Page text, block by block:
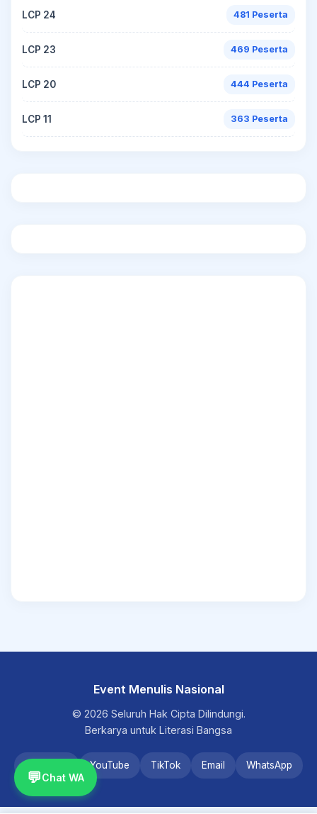
LCP 24 481 Peserta
LCP 23 469 Peserta
LCP 20 444 Peserta
LCP 11 363 Peserta
Event Menulis Nasional
© 2026 Seluruh Hak Cipta Dilindungi.
Berkarya untuk Literasi Bangsa
YouTube TikTok Email WhatsApp
💬Chat WA